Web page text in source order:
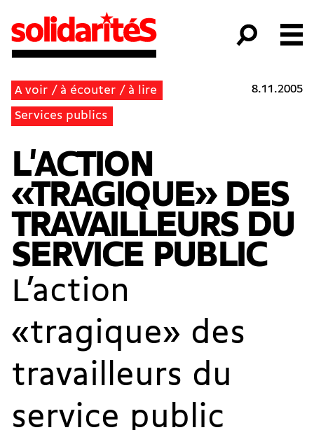
A voir / à écouter / à lire
Services publics
8.11.2005
L'ACTION
«TRAGIQUE» DES
TRAVAILLEURS DU
SERVICE PUBLIC
L’action
«tragique» des
travailleurs du
service public